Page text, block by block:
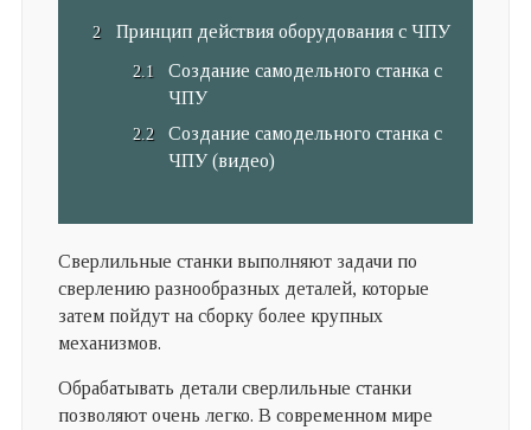
Принцип действия оборудования с ЧПУ
Создание самодельного станка с
ЧПУ
Создание самодельного станка с
ЧПУ (видео)
Сверлильные станки выполняют задачи по
сверлению разнообразных деталей, которые
затем пойдут на сборку более крупных
механизмов.
Обрабатывать детали сверлильные станки
позволяют очень легко. В современном мире